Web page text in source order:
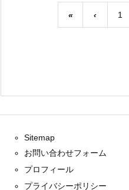
« ‹ 1
Sitemap
お問い合わせフォーム
プロフィール
プライバシーポリシー